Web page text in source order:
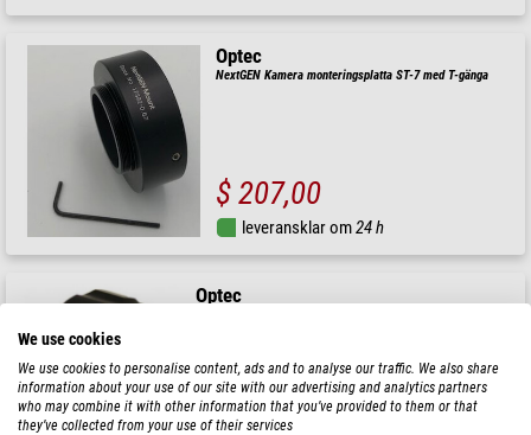
Optec
NextGEN Kamera monteringsplatta ST-7 med T-gänga
$ 207,00
leveransklar om24 h
Optec
$ 460,00
We use cookies
We use cookies to personalise content, ads and to analyse our traffic. We also share
information about your use of our site with our advertising and analytics partners
who may combine it with other information that you’ve provided to them or that
they’ve collected from your use of their services